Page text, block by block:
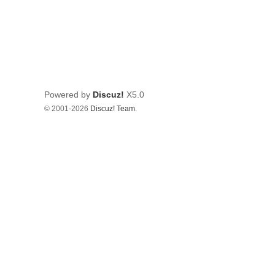
Powered by Discuz! X5.0
© 2001-2026 Discuz! Team